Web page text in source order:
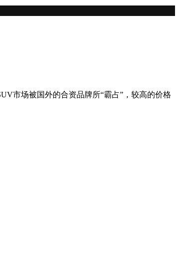
市场被国外的合资品牌所“霸占”，较高的价格